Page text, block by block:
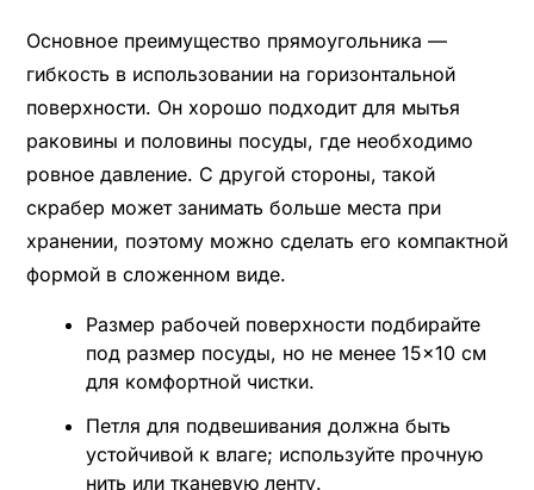
Основное преимущество прямоугольника —
гибкость в использовании на горизонтальной
поверхности. Он хорошо подходит для мытья
раковины и половины посуды, где необходимо
ровное давление. С другой стороны, такой
скрабер может занимать больше места при
хранении, поэтому можно сделать его компактной
формой в сложенном виде.
Размер рабочей поверхности подбирайте
под размер посуды, но не менее 15×10 см
для комфортной чистки.
Петля для подвешивания должна быть
устойчивой к влаге; используйте прочную
нить или тканевую ленту.